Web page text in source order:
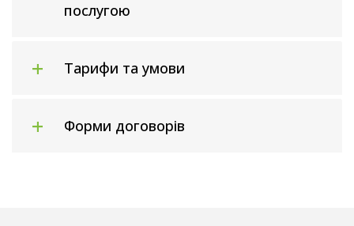
послугою
Тарифи та умови
Форми договорів